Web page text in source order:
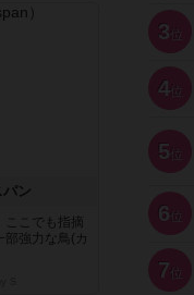
パン
ここでも指摘
部強力な鳥(カ
3 位
4位
5 位
6 位
7 位